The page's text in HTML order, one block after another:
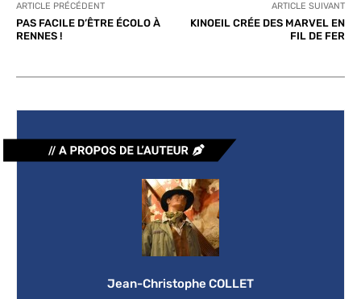
ARTICLE PRÉCÉDENT
PAS FACILE D’ÊTRE ÉCOLO À
RENNES !
ARTICLE SUIVANT
KINOEIL CRÉE DES MARVEL EN
FIL DE FER
Jean-Christophe COLLET